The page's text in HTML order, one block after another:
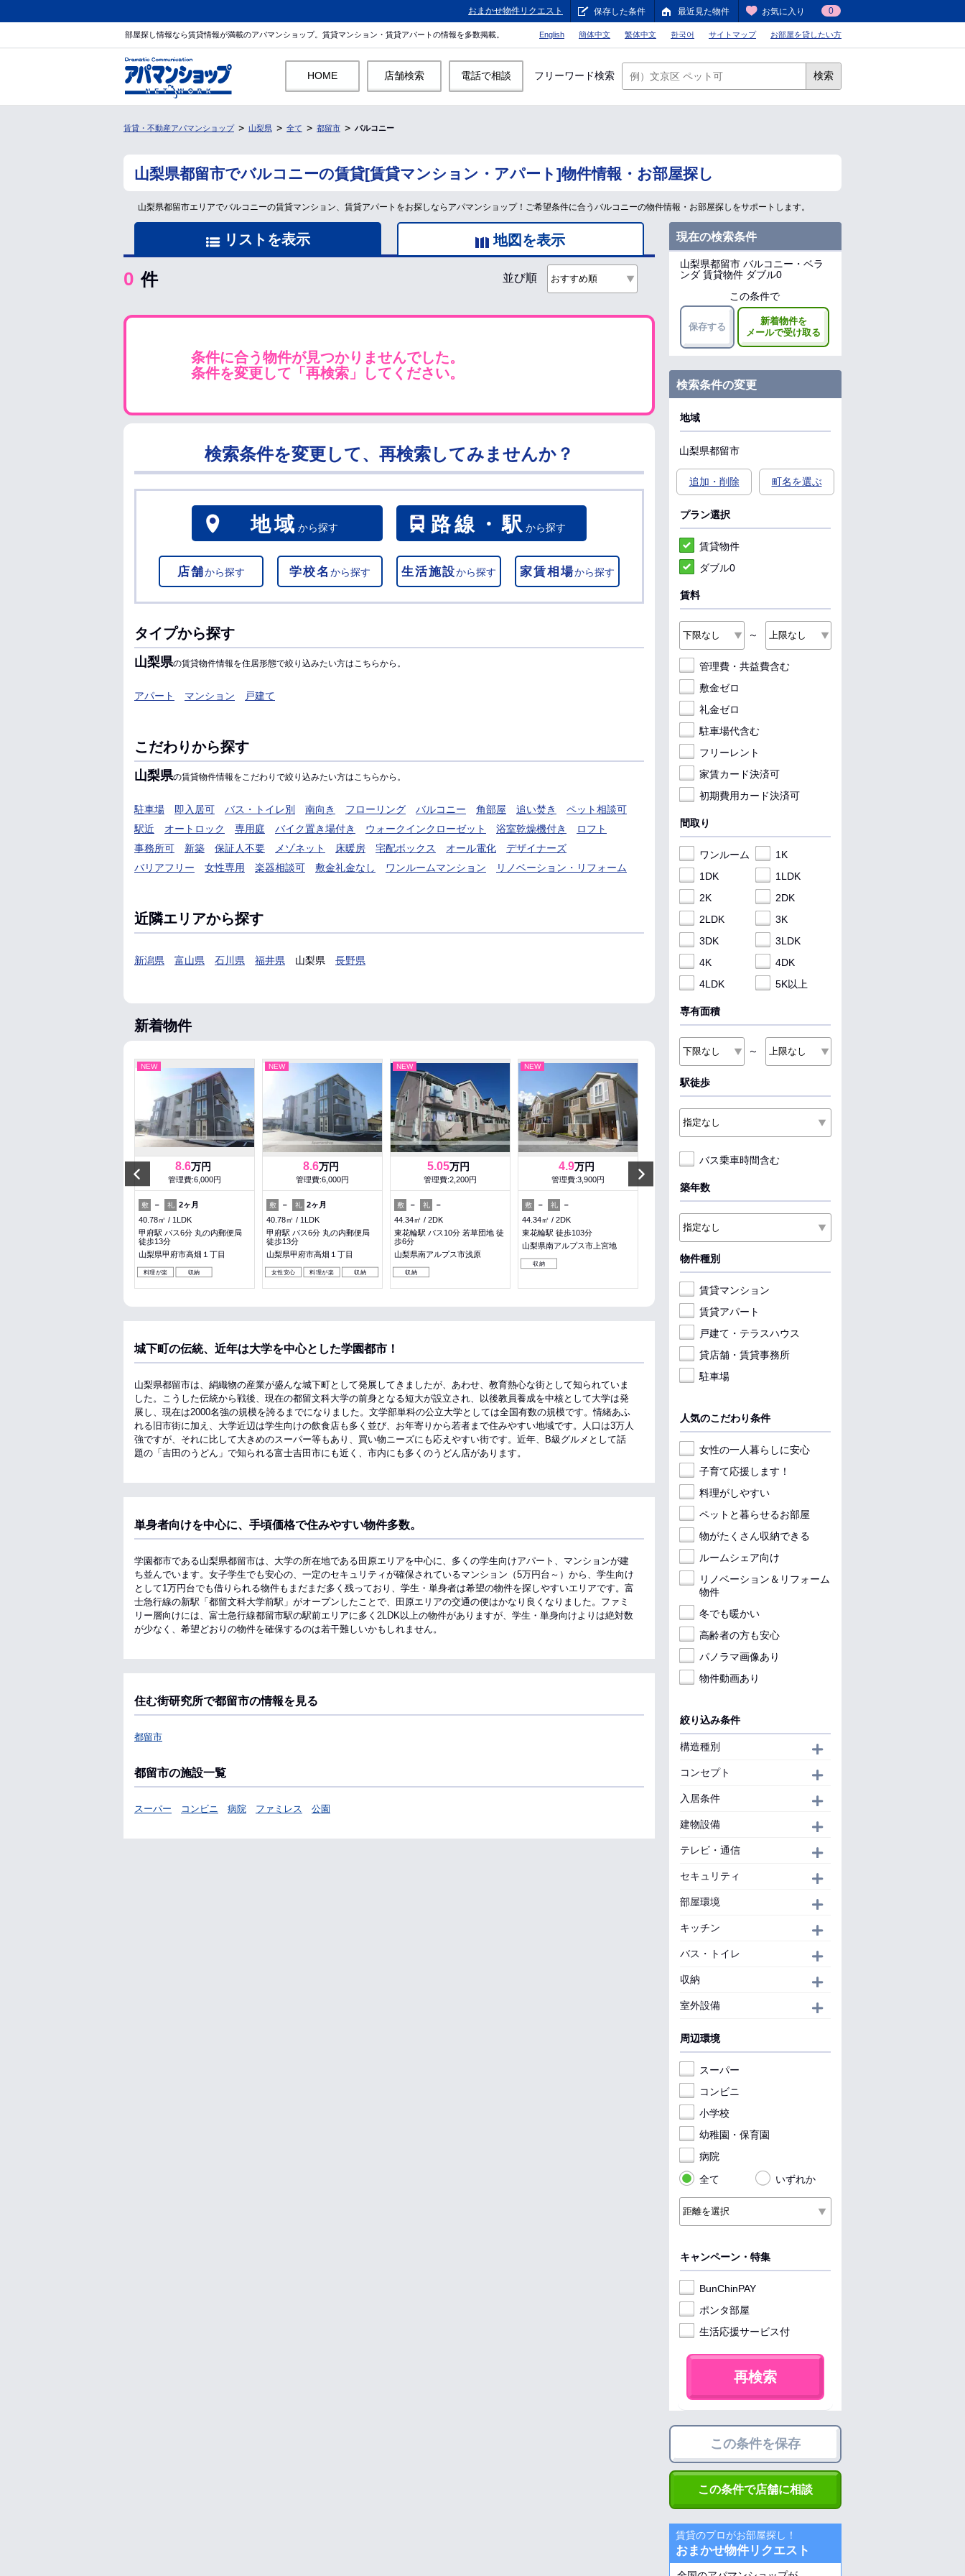
おまかせ物件リクエスト 保存した条件 最近見た物件 お気に入り 0
部屋探し情報なら賃貸情報が満載のアパマンショップ。賃貸マンション・賃貸アパートの情報を多数掲載。 English 簡体中文 繁体中文 한국어 サイトマップ お部屋を貸したい方
HOME 店舗検索 電話で相談 フリーワード検索 検索
賃貸・不動産アパマンショップ 山梨県 全て 都留市 バルコニー
山梨県都留市でバルコニーの賃貸[賃貸マンション・アパート]物件情報・お部屋探し
山梨県都留市エリアでバルコニーの賃貸マンション、賃貸アパートをお探しならアパマンショップ！ご希望条件に合うバルコニーの物件情報・お部屋探しをサポートします。
リストを表示 地図を表示
0 件 並び順
条件に合う物件が見つかりませんでした。
条件を変更して「再検索」してください。
検索条件を変更して、再検索してみませんか？
地域 から探す 路線・駅から探す
店舗から探す 学校名 から探す 生活施設から探す 家賃相場から探す
タイプから探す
山梨県の賃貸物件情報を住居形態で絞り込みたい方はこちらから。
アパート マンション 戸建て
こだわりから探す
山梨県の賃貸物件情報をこだわりで絞り込みたい方はこちらから。
駐車場 即入居可 バス・トイレ別 南向き フローリング バルコニー 角部屋 追い焚き
ペット相談可
駅近
オートロック 専用庭 バイク置き場付き ウォークインクローゼット 浴室乾燥機付き
ロフト
事務所可
新築 保証人不要 メゾネット 床暖房 宅配ボックス オール電化
デザイナーズ
バリアフリー
女性専用 楽器相談可 敷金礼金なし ワンルームマンション リノベーション・リフォーム
近隣エリアから探す
新潟県 富山県 石川県 福井県 山梨県 長野県
新着物件
Previous
NEW
8.6万円
管理費:6,000円
敷 － 礼 2ヶ月
40.78㎡
1LDK
甲府駅 バス6分 丸の内郵便局
徒歩13分
山梨県甲府市高畑１丁目
料理が楽 収納
NEW
8.6万円
管理費:6,000円
敷 － 礼 2ヶ月
40.78㎡
1LDK
甲府駅 バス6分 丸の内郵便局
徒歩13分
山梨県甲府市高畑１丁目
女性安心 料理が楽 収納
NEW
5.05万円
管理費:2,200円
敷 － 礼
－
44.34㎡
2DK
東花輪駅 バス10分 若草団地 徒
歩6分
山梨県南アルプス市浅原
収納
NEW
4.9万円
管理費:3,900円
敷 － 礼
－
44.34㎡
2DK
東花輪駅 徒歩103分
山梨県南アルプス市上宮地
収納
5.25 万円
－
東花輪駅 徒歩37分
NEW
－
－
甲斐住吉駅 徒歩13分
城下町の伝統、近年は大学を中心とした学園都市！
山梨県都留市は、絹織物の産業が盛んな城下町として発展してきましたが、あわせ、教育熱心な街として知られていま
した。こうした伝統から戦後、現在の都留文科大学の前身となる短大が設立され、以後教員養成を中核として大学は発
展し、現在は2000名強の規模を誇るまでになりました。文学部単科の公立大学としては全国有数の規模です。情緒あふ
れる旧市街に加え、大学近辺は学生向けの飲食店も多く並び、お年寄りから若者まで住みやすい地域です。人口は3万人
強ですが、それに比して大きめのスーパー等もあり、買い物ニーズにも応えやすい街です。近年、B級グルメとして話
題の「吉田のうどん」で知られる富士吉田市にも近く、市内にも多くのうどん店があります。
単身者向けを中心に、手頃価格で住みやすい物件多数。
学園都市である山梨県都留市は、大学の所在地である田原エリアを中心に、多くの学生向けアパート、マンションが建
ち並んでいます。女子学生でも安心の、一定のセキュリティが確保されているマンション（5万円台～）から、学生向け
として1万円台でも借りられる物件もまだまだ多く残っており、学生・単身者は希望の物件を探しやすいエリアです。富
士急行線の新駅「都留文科大学前駅」がオープンしたことで、田原エリアの交通の便はかなり良くなりました。ファミ
リー層向けには、富士急行線都留市駅の駅前エリアに多く2LDK以上の物件がありますが、学生・単身向けよりは絶対数
が少なく、希望どおりの物件を確保するのは若干難しいかもしれません。
住む街研究所で都留市の情報を見る
都留市
都留市の施設一覧
スーパー コンビニ 病院 ファミレス 公園
現在の検索条件
山梨県都留市 バルコニー・ベラ
ンダ 賃貸物件 ダブル0
この条件で
保存する
新着物件を
メールで受け取る
検索条件の変更
地域
山梨県都留市
追加・削除 町名を選ぶ
プラン選択
賃貸物件
ダブル0
賃料
～
管理費・共益費含む
敷金ゼロ
礼金ゼロ
駐車場代含む
フリーレント
家賃カード決済可
初期費用カード決済可
間取り
ワンルーム
1K
1DK
1LDK
2K
2DK
2LDK
3K
3DK
3LDK
4K
4DK
4LDK
5K以上
専有面積
～
駅徒歩
バス乗車時間含む
築年数
物件種別
賃貸マンション
賃貸アパート
戸建て・テラスハウス
貸店舗・賃貸事務所
駐車場
人気のこだわり条件
女性の一人暮らしに安心
子育て応援します！
料理がしやすい
ペットと暮らせるお部屋
物がたくさん収納できる
ルームシェア向け
リノベーション＆リフォーム
物件
冬でも暖かい
高齢者の方も安心
パノラマ画像あり
物件動画あり
絞り込み条件
構造種別
コンセプト
入居条件
建物設備
テレビ・通信
セキュリティ
部屋環境
キッチン
バス・トイレ
収納
室外設備
周辺環境
スーパー
コンビニ
小学校
幼稚園・保育園
病院
全て
いずれか
キャンペーン・特集
BunChinPAY
ポンタ部屋
生活応援サービス付
再検索
この条件を保存
この条件で店舗に相談
賃貸のプロがお部屋探し！
おまかせ物件リクエスト